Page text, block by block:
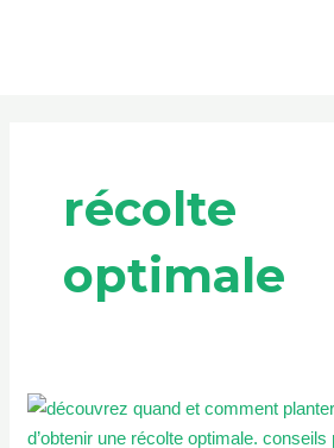
récolte
optimale
Quand
et